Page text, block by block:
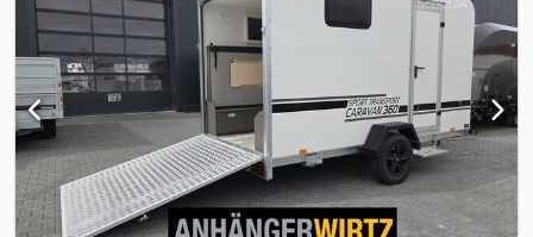
7. Vous pouvez venir chercher votre commande ou vous la faire
livrer. Notre boutique en ligne propose un large choix de
remorques de grandes marques ! Plus de 850 nouvelles
remorques en stock. Plus de 130 remorques d'occasion en
permanence disponibles. Exemple sans engagement :
commandez et venez récupérer votre article directement dans
notre entrepôt. Offre valable dans la limite des stocks disponibles
! Remorque pour moto, porte-vélos, Roadster Motocamp pro,
remorque à chargement latéral, 750 kg, 100 km/h. Remorque pour